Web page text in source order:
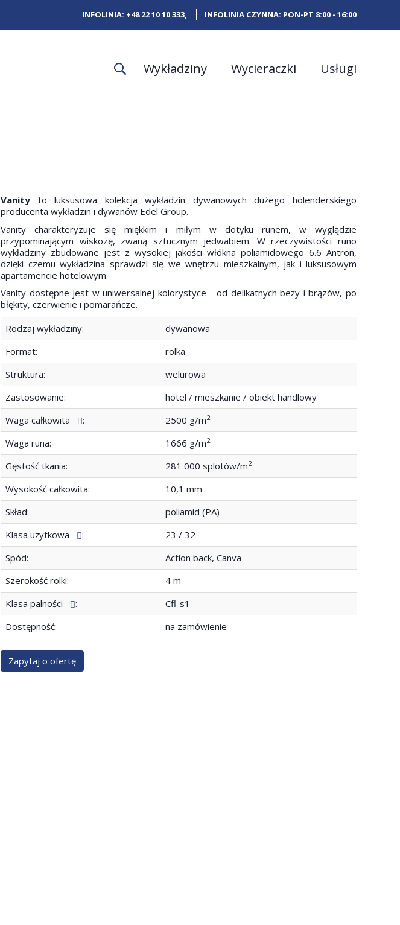
INFOLINIA: +48 22 10 10 333, INFOLINIA CZYNNA: PON-PT 8:00 - 16:00
Wykładziny Wycieraczki Usługi
Vanity to luksusowa kolekcja wykładzin dywanowych dużego holenderskiego
producenta wykładzin i dywanów Edel Group.
Vanity charakteryzuje się miękkim i miłym w dotyku runem, w wyglądzie
przypominającym wiskozę, zwaną sztucznym jedwabiem. W rzeczywistości runo
wykładziny zbudowane jest z wysokiej jakości włókna poliamidowego 6.6 Antron,
dzięki czemu wykładzina sprawdzi się we wnętrzu mieszkalnym, jak i luksusowym
apartamencie hotelowym.
Vanity dostępne jest w uniwersalnej kolorystyce - od delikatnych beży i brązów, po
błękity, czerwienie i pomarańcze.
Rodzaj wykładziny:
dywanowa
Format:
rolka
Struktura:
welurowa
Zastosowanie:
hotel / mieszkanie / obiekt handlowy
Waga całkowita
: 2500 g/m2
Waga runa: 1666 g/m2
Gęstość tkania: 281 000 splotów/m2
Wysokość całkowita:
10,1 mm
Skład:
poliamid (PA)
Klasa użytkowa
:
23 / 32
Spód:
Action back, Canva
Szerokość rolki:
4 m
Klasa palności
:
Cfl-s1
Dostępność:
na zamówienie
Zapytaj o ofertę